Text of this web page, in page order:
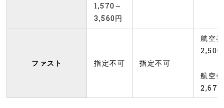
1,570～
3,560円
ファスト 指定不可 指定不可
航空
2,500
航空
2,670